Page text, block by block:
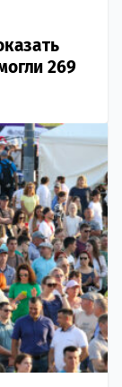
269